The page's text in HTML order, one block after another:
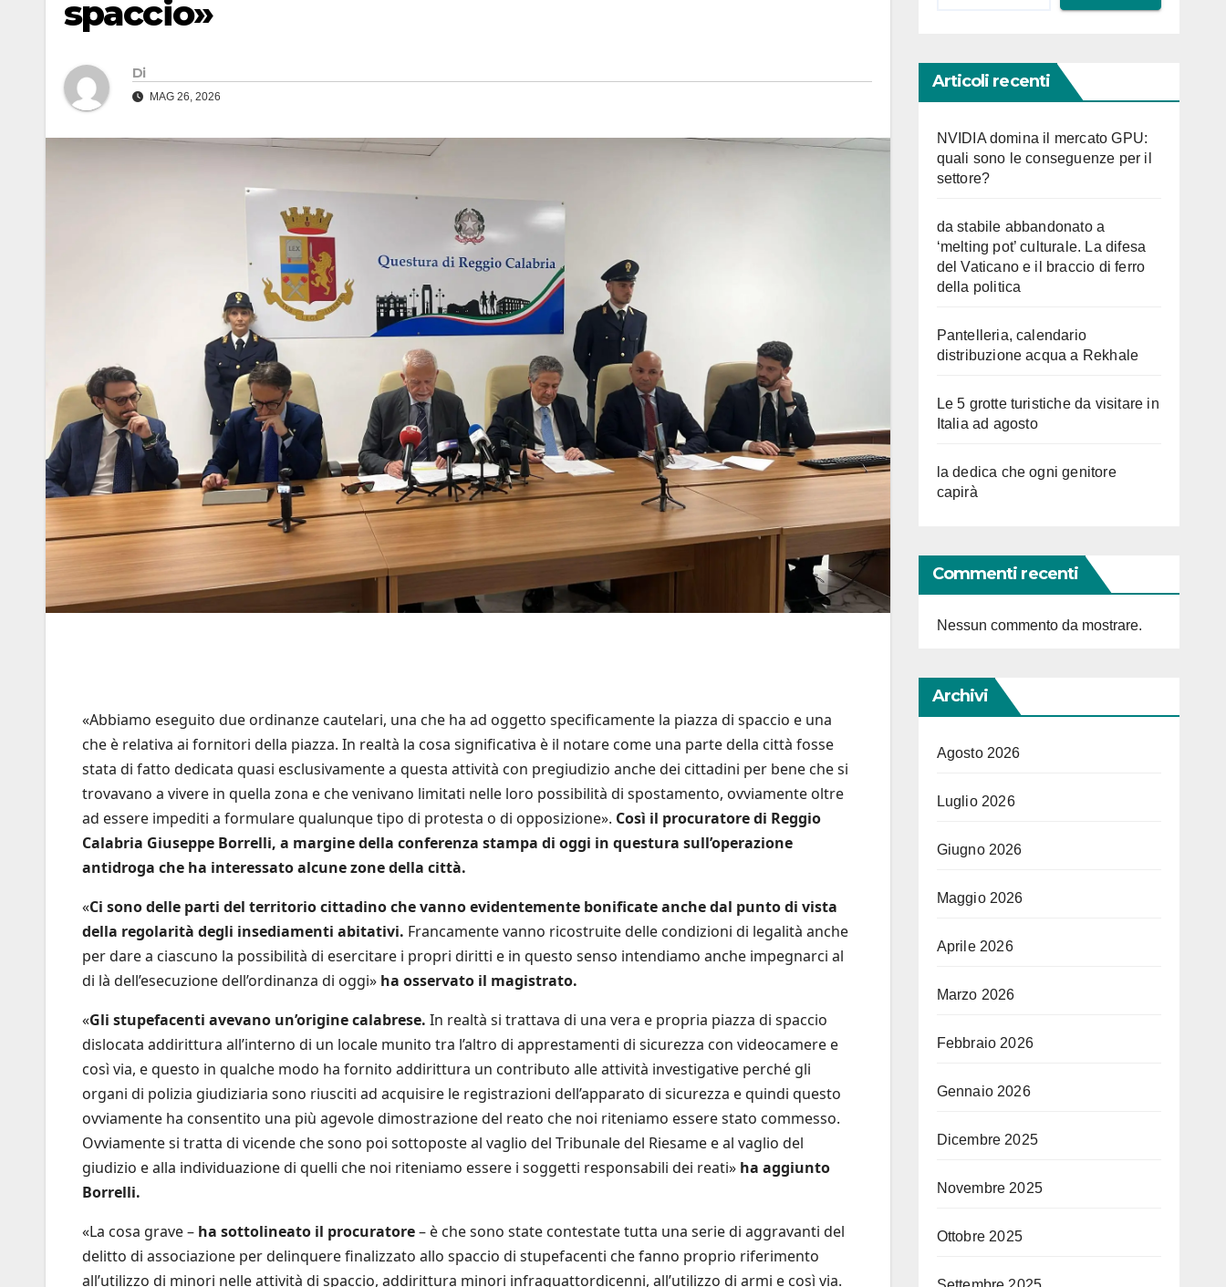
spaccio»
Di
MAG 26, 2026
«Abbiamo eseguito due ordinanze cautelari, una che ha ad oggetto specificamente la piazza di spaccio e una
che è relativa ai fornitori della piazza. In realtà la cosa significativa è il notare come una parte della città fosse
stata di fatto dedicata quasi esclusivamente a questa attività con pregiudizio anche dei cittadini per bene che si
trovavano a vivere in quella zona e che venivano limitati nelle loro possibilità di spostamento, ovviamente oltre
ad essere impediti a formulare qualunque tipo di protesta o di opposizione». Così il procuratore di Reggio
Calabria Giuseppe Borrelli, a margine della conferenza stampa di oggi in questura sull’operazione
antidroga che ha interessato alcune zone della città.
«Ci sono delle parti del territorio cittadino che vanno evidentemente bonificate anche dal punto di vista
della regolarità degli insediamenti abitativi. Francamente vanno ricostruite delle condizioni di legalità anche
per dare a ciascuno la possibilità di esercitare i propri diritti e in questo senso intendiamo anche impegnarci al
di là dell’esecuzione dell’ordinanza di oggi» ha osservato il magistrato.
«Gli stupefacenti avevano un’origine calabrese. In realtà si trattava di una vera e propria piazza di spaccio
dislocata addirittura all’interno di un locale munito tra l’altro di apprestamenti di sicurezza con videocamere e
così via, e questo in qualche modo ha fornito addirittura un contributo alle attività investigative perché gli
organi di polizia giudiziaria sono riusciti ad acquisire le registrazioni dell’apparato di sicurezza e quindi questo
ovviamente ha consentito una più agevole dimostrazione del reato che noi riteniamo essere stato commesso.
Ovviamente si tratta di vicende che sono poi sottoposte al vaglio del Tribunale del Riesame e al vaglio del
giudizio e alla individuazione di quelli che noi riteniamo essere i soggetti responsabili dei reati» ha aggiunto
Borrelli.
«La cosa grave – ha sottolineato il procuratore– è che sono state contestate tutta una serie di aggravanti del
delitto di associazione per delinquere finalizzato allo spaccio di stupefacenti che fanno proprio riferimento
all’utilizzo di minori nelle attività di spaccio, addirittura minori infraquattordicenni, all’utilizzo di armi e così via.
Articoli recenti
NVIDIA domina il mercato GPU:
quali sono le conseguenze per il
settore?
da stabile abbandonato a
‘melting pot’ culturale. La difesa
del Vaticano e il braccio di ferro
della politica
Pantelleria, calendario
distribuzione acqua a Rekhale
Le 5 grotte turistiche da visitare in
Italia ad agosto
la dedica che ogni genitore
capirà
Commenti recenti
Nessun commento da mostrare.
Archivi
Agosto 2026
Luglio 2026
Giugno 2026
Maggio 2026
Aprile 2026
Marzo 2026
Febbraio 2026
Gennaio 2026
Dicembre 2025
Novembre 2025
Ottobre 2025